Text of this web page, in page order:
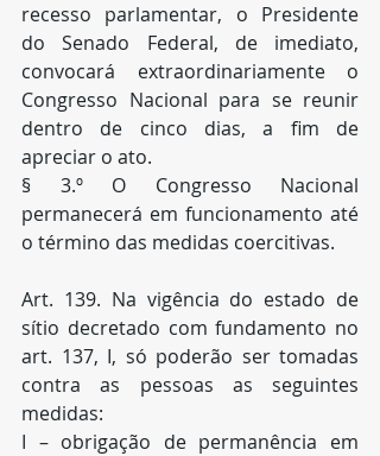
recesso parlamentar, o Presidente
do Senado Federal, de imediato,
convocará extraordinariamente o
Congresso Nacional para se reunir
dentro de cinco dias, a fim de
apreciar o ato.
§ 3.º O Congresso Nacional
permanecerá em funcionamento até
o término das medidas coercitivas.
Art. 139. Na vigência do estado de
sítio decretado com fundamento no
art. 137, I, só poderão ser tomadas
contra as pessoas as seguintes
medidas:
I – obrigação de permanência em